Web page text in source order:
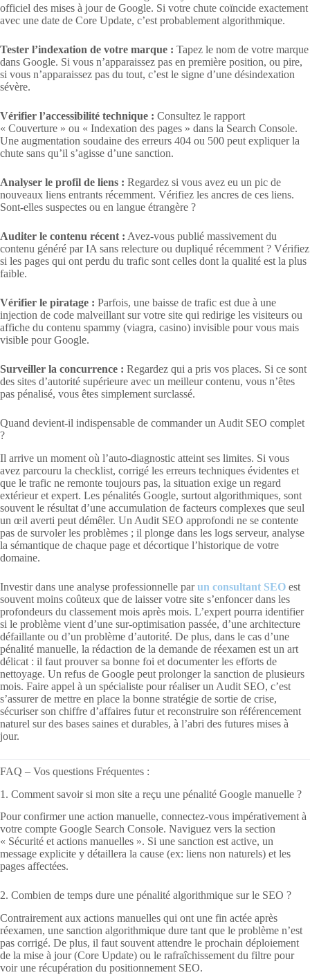
officiel des mises à jour de Google. Si votre chute coïncide exactement
avec une date de Core Update, c’est probablement algorithmique.
Tester l’indexation de votre marque : Tapez le nom de votre marque
dans Google. Si vous n’apparaissez pas en première position, ou pire,
si vous n’apparaissez pas du tout, c’est le signe d’une désindexation
sévère.
Vérifier l’accessibilité technique : Consultez le rapport
« Couverture » ou « Indexation des pages » dans la Search Console.
Une augmentation soudaine des erreurs 404 ou 500 peut expliquer la
chute sans qu’il s’agisse d’une sanction.
Analyser le profil de liens : Regardez si vous avez eu un pic de
nouveaux liens entrants récemment. Vérifiez les ancres de ces liens.
Sont-elles suspectes ou en langue étrangère ?
Auditer le contenu récent : Avez-vous publié massivement du
contenu généré par IA sans relecture ou dupliqué récemment ? Vérifiez
si les pages qui ont perdu du trafic sont celles dont la qualité est la plus
faible.
Vérifier le piratage : Parfois, une baisse de trafic est due à une
injection de code malveillant sur votre site qui redirige les visiteurs ou
affiche du contenu spammy (viagra, casino) invisible pour vous mais
visible pour Google.
Surveiller la concurrence : Regardez qui a pris vos places. Si ce sont
des sites d’autorité supérieure avec un meilleur contenu, vous n’êtes
pas pénalisé, vous êtes simplement surclassé.
Quand devient-il indispensable de commander un Audit SEO complet
?
Il arrive un moment où l’auto-diagnostic atteint ses limites. Si vous
avez parcouru la checklist, corrigé les erreurs techniques évidentes et
que le trafic ne remonte toujours pas, la situation exige un regard
extérieur et expert. Les pénalités Google, surtout algorithmiques, sont
souvent le résultat d’une accumulation de facteurs complexes que seul
un œil averti peut démêler. Un Audit SEO approfondi ne se contente
pas de survoler les problèmes ; il plonge dans les logs serveur, analyse
la sémantique de chaque page et décortique l’historique de votre
domaine.
Investir dans une analyse professionnelle parun consultant SEO est
souvent moins coûteux que de laisser votre site s’enfoncer dans les
profondeurs du classement mois après mois. L’expert pourra identifier
si le problème vient d’une sur-optimisation passée, d’une architecture
défaillante ou d’un problème d’autorité. De plus, dans le cas d’une
pénalité manuelle, la rédaction de la demande de réexamen est un art
délicat : il faut prouver sa bonne foi et documenter les efforts de
nettoyage. Un refus de Google peut prolonger la sanction de plusieurs
mois. Faire appel à un spécialiste pour réaliser un Audit SEO, c’est
s’assurer de mettre en place la bonne stratégie de sortie de crise,
sécuriser son chiffre d’affaires futur et reconstruire son référencement
naturel sur des bases saines et durables, à l’abri des futures mises à
jour.
FAQ – Vos questions Fréquentes :
1. Comment savoir si mon site a reçu une pénalité Google manuelle ?
Pour confirmer une action manuelle, connectez-vous impérativement à
votre compte Google Search Console. Naviguez vers la section
« Sécurité et actions manuelles ». Si une sanction est active, un
message explicite y détaillera la cause (ex: liens non naturels) et les
pages affectées.
2. Combien de temps dure une pénalité algorithmique sur le SEO ?
Contrairement aux actions manuelles qui ont une fin actée après
réexamen, une sanction algorithmique dure tant que le problème n’est
pas corrigé. De plus, il faut souvent attendre le prochain déploiement
de la mise à jour (Core Update) ou le rafraîchissement du filtre pour
voir une récupération du positionnement SEO.